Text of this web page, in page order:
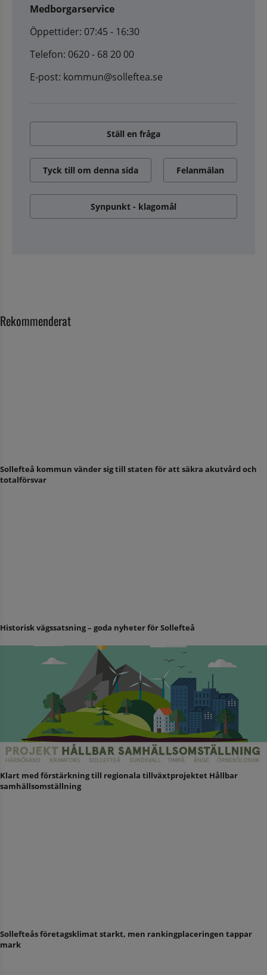
Medborgarservice
Öppettider: 07:45 - 16:30
Telefon: 0620 - 68 20 00
E-post: kommun@solleftea.se
Ställ en fråga
Tyck till om denna sida Felanmälan
Synpunkt - klagomål
Rekommenderat
Sollefteå kommun vänder sig till staten för att säkra akutvård och
totalförsvar
Historisk vägssatsning – goda nyheter för Sollefteå
Klart med förstärkning till regionala tillväxtprojektet Hållbar
samhällsomställning
Sollefteås företagsklimat starkt, men rankingplaceringen tappar
mark